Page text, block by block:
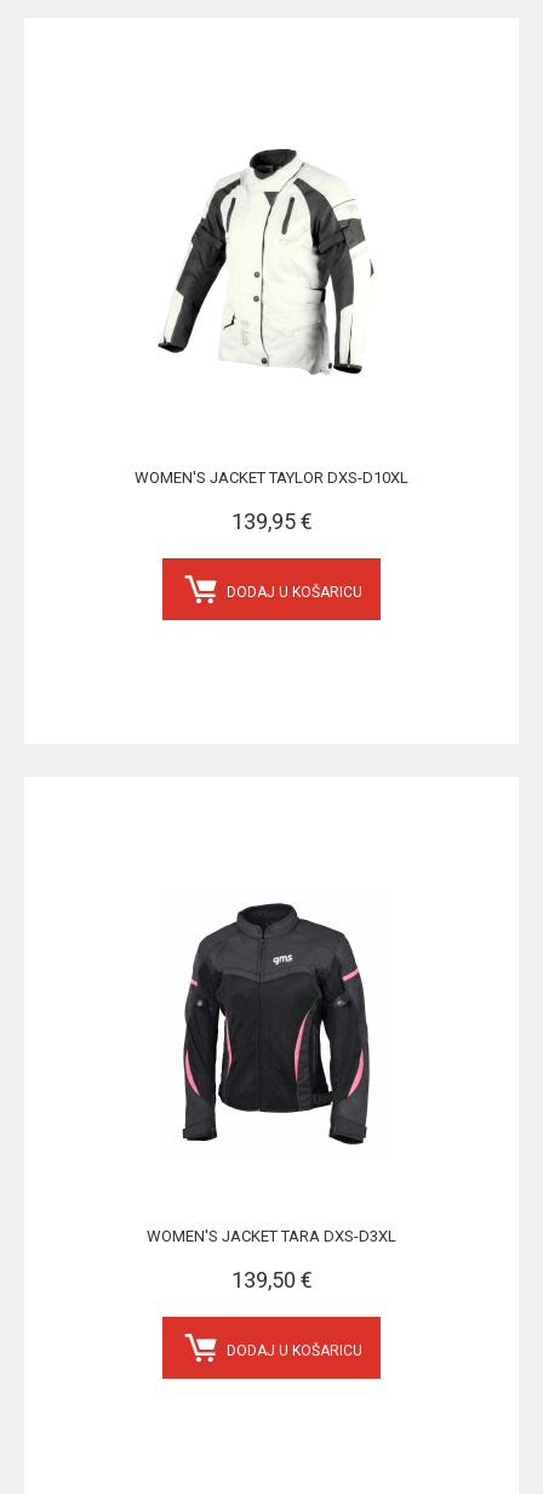
WOMEN'S JACKET TAYLOR DXS-D10XL
139,95 €
DODAJ U KOŠARICU
WOMEN'S JACKET TARA DXS-D3XL
139,50 €
DODAJ U KOŠARICU